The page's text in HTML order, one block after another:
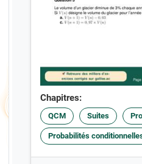
Chapitres:
QCM Suites
Probabilités